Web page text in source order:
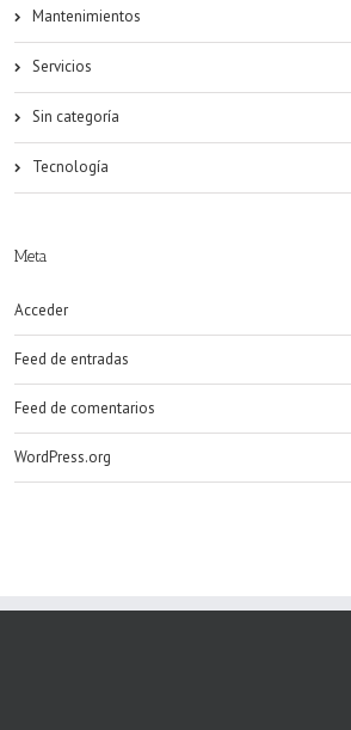
Mantenimientos
Servicios
Sin categoría
Tecnología
Meta
Acceder
Feed de entradas
Feed de comentarios
WordPress.org